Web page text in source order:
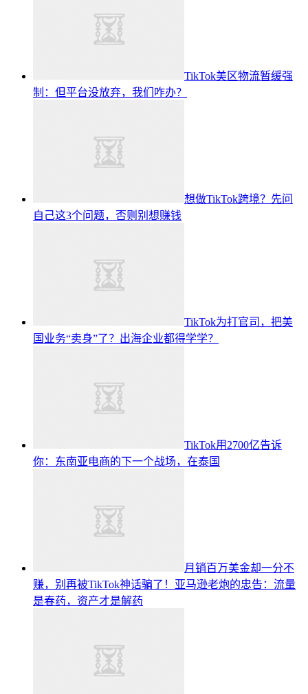
TikTok美区物流暂缓强
制：但平台没放弃，我们咋办？
想做TikTok跨境？先问
自己这3个问题，否则别想赚钱
TikTok为打官司，把美
国业务“卖身”了？出海企业都得学学？
TikTok用2700亿告诉
你：东南亚电商的下一个战场，在泰国
月销百万美金却一分不
赚，别再被TikTok神话骗了！亚马逊老炮的忠告：流量
是春药，资产才是解药